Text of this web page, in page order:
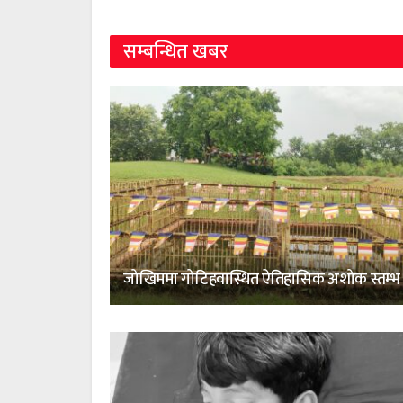
सम्बन्धित खबर
जोखिममा गोटिहवास्थित ऐतिहासिक अशोक स्तम्भ